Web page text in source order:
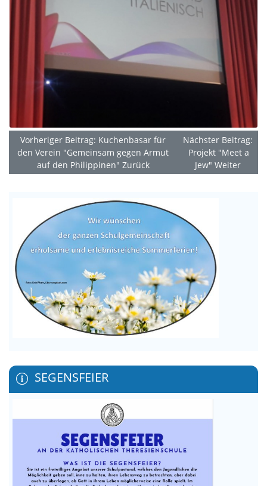
Vorheriger Beitrag: Kuchenbasar für
den Verein "Gemeinsam gegen Armut
auf den Philippinen" Zurück
Nächster Beitrag:
Projekt "Meet a
Jew" Weiter
SEGENSFEIER